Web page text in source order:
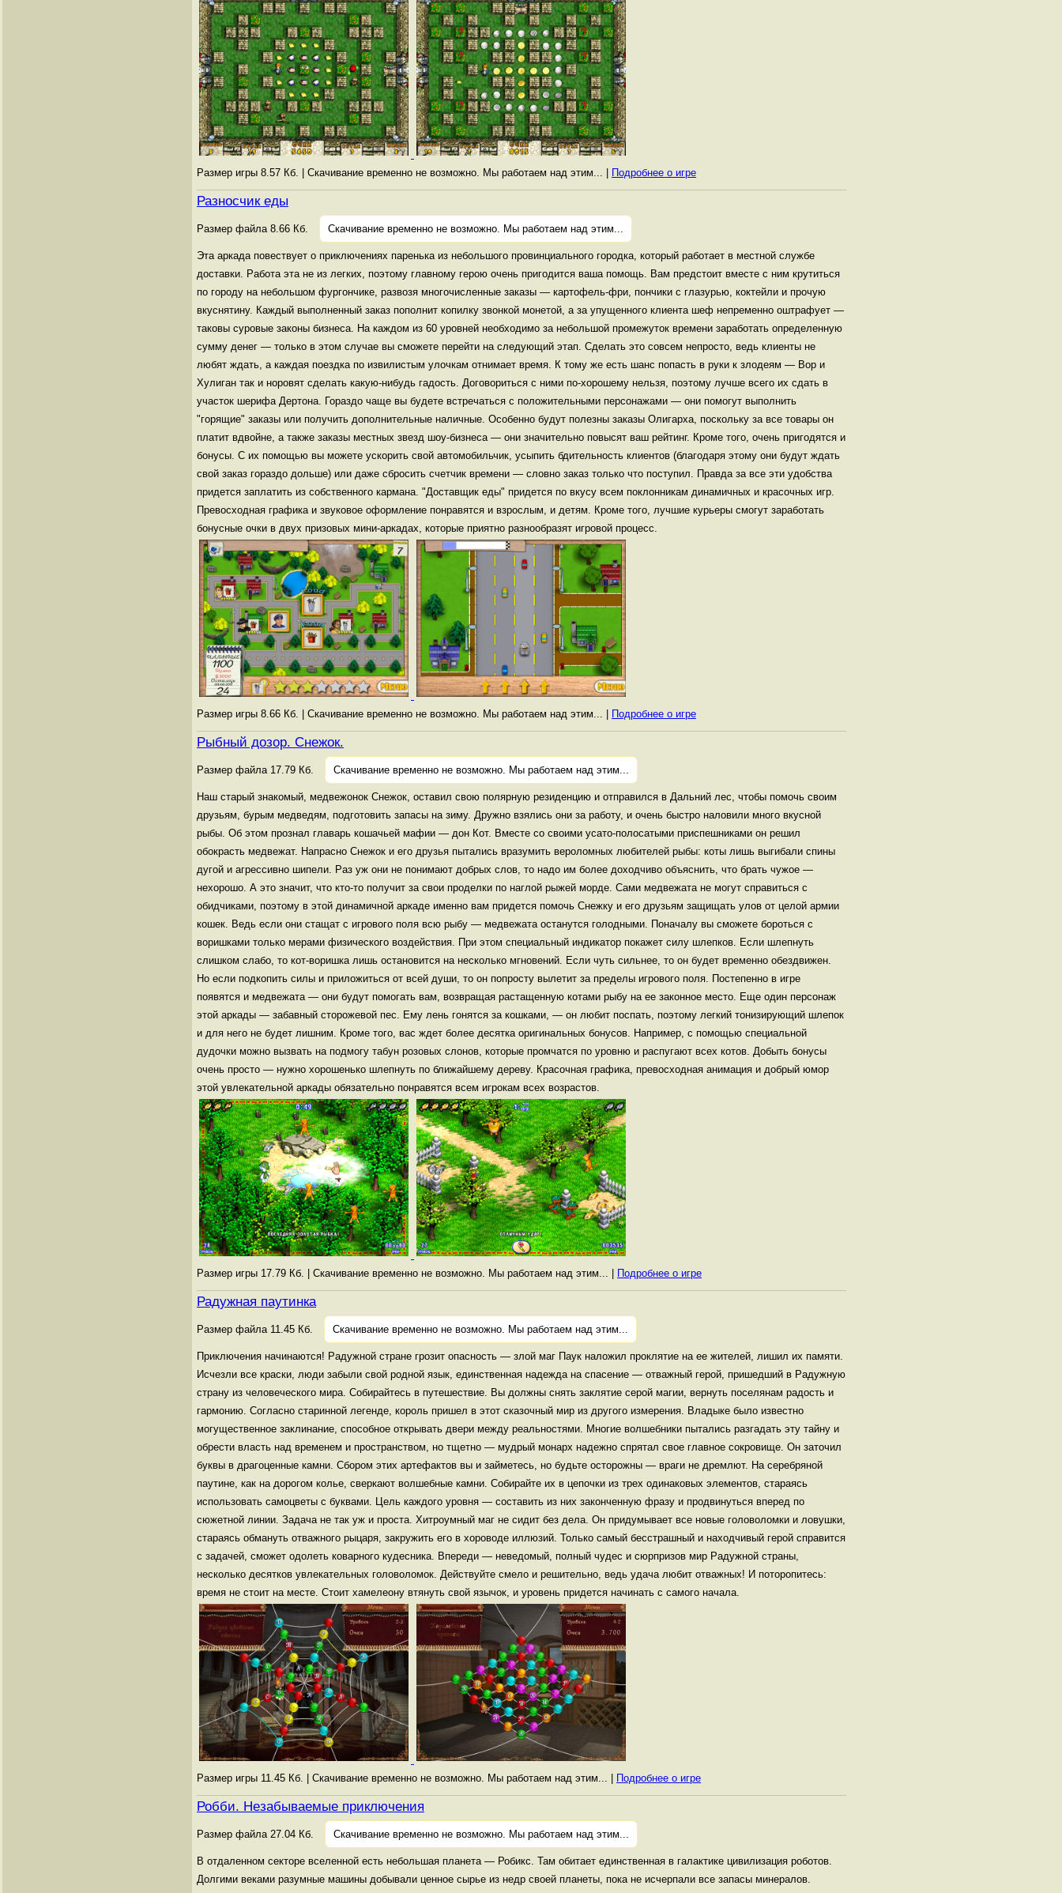
Размер игры 8.57 Кб. | Скачивание временно не возможно. Мы работаем над этим... | Подробнее о игре
Разносчик еды
Размер файла 8.66 Кб. Скачивание временно не возможно. Мы работаем над этим...
Эта аркада повествует о приключениях паренька из небольшого провинциального городка, который работает в местной службе
доставки. Работа эта не из легких, поэтому главному герою очень пригодится ваша помощь. Вам предстоит вместе с ним крутиться
по городу на небольшом фургончике, развозя многочисленные заказы — картофель-фри, пончики с глазурью, коктейли и прочую
вкуснятину. Каждый выполненный заказ пополнит копилку звонкой монетой, а за упущенного клиента шеф непременно оштрафует —
таковы суровые законы бизнеса. На каждом из 60 уровней необходимо за небольшой промежуток времени заработать определенную
сумму денег — только в этом случае вы сможете перейти на следующий этап. Сделать это совсем непросто, ведь клиенты не
любят ждать, а каждая поездка по извилистым улочкам отнимает время. К тому же есть шанс попасть в руки к злодеям — Вор и
Хулиган так и норовят сделать какую-нибудь гадость. Договориться с ними по-хорошему нельзя, поэтому лучше всего их сдать в
участок шерифа Дертона. Гораздо чаще вы будете встречаться с положительными персонажами — они помогут выполнить
"горящие" заказы или получить дополнительные наличные. Особенно будут полезны заказы Олигарха, поскольку за все товары он
платит вдвойне, а также заказы местных звезд шоу-бизнеса — они значительно повысят ваш рейтинг. Кроме того, очень пригодятся и
бонусы. С их помощью вы можете ускорить свой автомобильчик, усыпить бдительность клиентов (благодаря этому они будут ждать
свой заказ гораздо дольше) или даже сбросить счетчик времени — словно заказ только что поступил. Правда за все эти удобства
придется заплатить из собственного кармана. "Доставщик еды" придется по вкусу всем поклонникам динамичных и красочных игр.
Превосходная графика и звуковое оформление понравятся и взрослым, и детям. Кроме того, лучшие курьеры смогут заработать
бонусные очки в двух призовых мини-аркадах, которые приятно разнообразят игровой процесс.
Размер игры 8.66 Кб. | Скачивание временно не возможно. Мы работаем над этим... | Подробнее о игре
Рыбный дозор. Снежок.
Размер файла 17.79 Кб. Скачивание временно не возможно. Мы работаем над этим...
Наш старый знакомый, медвежонок Снежок, оставил свою полярную резиденцию и отправился в Дальний лес, чтобы помочь своим
друзьям, бурым медведям, подготовить запасы на зиму. Дружно взялись они за работу, и очень быстро наловили много вкусной
рыбы. Об этом прознал главарь кошачьей мафии — дон Кот. Вместе со своими усато-полосатыми приспешниками он решил
обокрасть медвежат. Напрасно Снежок и его друзья пытались вразумить вероломных любителей рыбы: коты лишь выгибали спины
дугой и агрессивно шипели. Раз уж они не понимают добрых слов, то надо им более доходчиво объяснить, что брать чужое —
нехорошо. А это значит, что кто-то получит за свои проделки по наглой рыжей морде. Сами медвежата не могут справиться с
обидчиками, поэтому в этой динамичной аркаде именно вам придется помочь Снежку и его друзьям защищать улов от целой армии
кошек. Ведь если они стащат с игрового поля всю рыбу — медвежата останутся голодными. Поначалу вы сможете бороться с
воришками только мерами физического воздействия. При этом специальный индикатор покажет силу шлепков. Если шлепнуть
слишком слабо, то кот-воришка лишь остановится на несколько мгновений. Если чуть сильнее, то он будет временно обездвижен.
Но если подкопить силы и приложиться от всей души, то он попросту вылетит за пределы игрового поля. Постепенно в игре
появятся и медвежата — они будут помогать вам, возвращая растащенную котами рыбу на ее законное место. Еще один персонаж
этой аркады — забавный сторожевой пес. Ему лень гонятся за кошками, — он любит поспать, поэтому легкий тонизирующий шлепок
и для него не будет лишним. Кроме того, вас ждет более десятка оригинальных бонусов. Например, с помощью специальной
дудочки можно вызвать на подмогу табун розовых слонов, которые промчатся по уровню и распугают всех котов. Добыть бонусы
очень просто — нужно хорошенько шлепнуть по ближайшему дереву. Красочная графика, превосходная анимация и добрый юмор
этой увлекательной аркады обязательно понравятся всем игрокам всех возрастов.
Размер игры 17.79 Кб. | Скачивание временно не возможно. Мы работаем над этим... | Подробнее о игре
Радужная паутинка
Размер файла 11.45 Кб. Скачивание временно не возможно. Мы работаем над этим...
Приключения начинаются! Радужной стране грозит опасность — злой маг Паук наложил проклятие на ее жителей, лишил их памяти.
Исчезли все краски, люди забыли свой родной язык, единственная надежда на спасение — отважный герой, пришедший в Радужную
страну из человеческого мира. Собирайтесь в путешествие. Вы должны снять заклятие серой магии, вернуть поселянам радость и
гармонию. Согласно старинной легенде, король пришел в этот сказочный мир из другого измерения. Владыке было известно
могущественное заклинание, способное открывать двери между реальностями. Многие волшебники пытались разгадать эту тайну и
обрести власть над временем и пространством, но тщетно — мудрый монарх надежно спрятал свое главное сокровище. Он заточил
буквы в драгоценные камни. Сбором этих артефактов вы и займетесь, но будьте осторожны — враги не дремлют. На серебряной
паутине, как на дорогом колье, сверкают волшебные камни. Собирайте их в цепочки из трех одинаковых элементов, стараясь
использовать самоцветы с буквами. Цель каждого уровня — составить из них законченную фразу и продвинуться вперед по
сюжетной линии. Задача не так уж и проста. Хитроумный маг не сидит без дела. Он придумывает все новые головоломки и ловушки,
стараясь обмануть отважного рыцаря, закружить его в хороводе иллюзий. Только самый бесстрашный и находчивый герой справится
с задачей, сможет одолеть коварного кудесника. Впереди — неведомый, полный чудес и сюрпризов мир Радужной страны,
несколько десятков увлекательных головоломок. Действуйте смело и решительно, ведь удача любит отважных! И поторопитесь:
время не стоит на месте. Стоит хамелеону втянуть свой язычок, и уровень придется начинать с самого начала.
Размер игры 11.45 Кб. | Скачивание временно не возможно. Мы работаем над этим... | Подробнее о игре
Робби. Незабываемые приключения
Размер файла 27.04 Кб. Скачивание временно не возможно. Мы работаем над этим...
В отдаленном секторе вселенной есть небольшая планета — Робикс. Там обитает единственная в галактике цивилизация роботов.
Долгими веками разумные машины добывали ценное сырье из недр своей планеты, пока не исчерпали все запасы минералов.